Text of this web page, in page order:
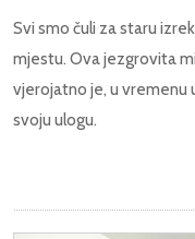
Svi smo čuli za staru
mjestu. Ova jezgrovita
vjerojatno je, u vremenu
svoju ulogu.